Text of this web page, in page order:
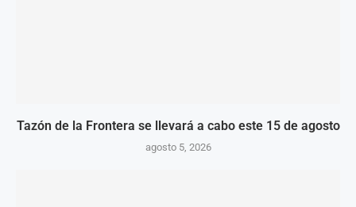
Tazón de la Frontera se llevará a cabo este 15 de agosto
agosto 5, 2026